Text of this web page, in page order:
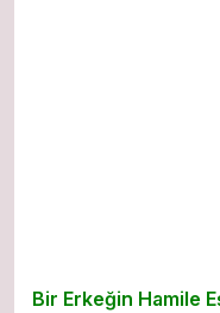
Bir Erkeğin Hamile